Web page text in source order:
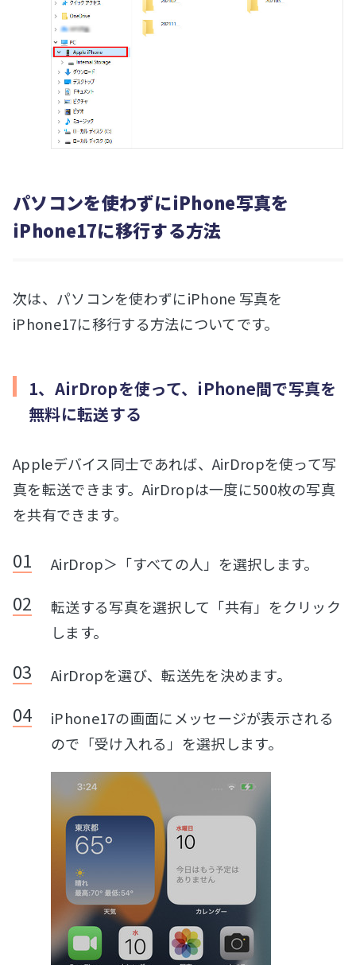
パソコンを使わずにiPhone写真を
iPhone17に移行する方法
次は、パソコンを使わずにiPhone 写真を
iPhone17に移行する方法についてです。
1、AirDropを使って、iPhone間で写真を
無料に転送する
Appleデバイス同士であれば、AirDropを使って写
真を転送できます。AirDropは一度に500枚の写真
を共有できます。
AirDrop＞「すべての人」を選択します。
転送する写真を選択して「共有」をクリック
します。
AirDropを選び、転送先を決めます。
iPhone17の画面にメッセージが表示される
ので「受け入れる」を選択します。